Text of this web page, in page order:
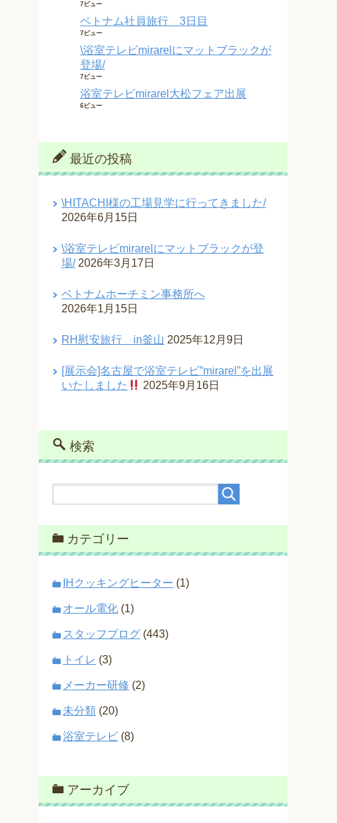
7ビュー
ベトナム社員旅行 3日目
7ビュー
\浴室テレビmirarelにマットブラックが
登場/
7ビュー
浴室テレビmirarel大松フェア出展
6ビュー
最近の投稿
\HITACHI様の工場見学に行ってきました/
2026年6月15日
\浴室テレビmirarelにマットブラックが登
場/ 2026年3月17日
ベトナムホーチミン事務所へ
2026年1月15日
RH慰安旅行 in釜山 2025年12月9日
[展示会]名古屋で浴室テレビ”mirarel”を出展
いたしました
2025年9月16日
検索
カテゴリー
IHクッキングヒーター (1)
オール電化 (1)
スタッフブログ (443)
トイレ (3)
メーカー研修 (2)
未分類 (20)
浴室テレビ (8)
アーカイブ